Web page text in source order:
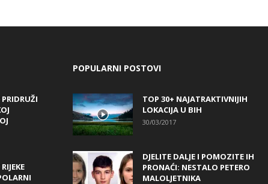
POPULARNI POSTOVI
TOP 30+ NAJATRAKTIVNIJIH
LOKACIJA U BIH
30/03/2017
DJELITE DALJE I POMOZITE IH
PRONAĆI: NESTALO PETERO
MALOLJETNIKA